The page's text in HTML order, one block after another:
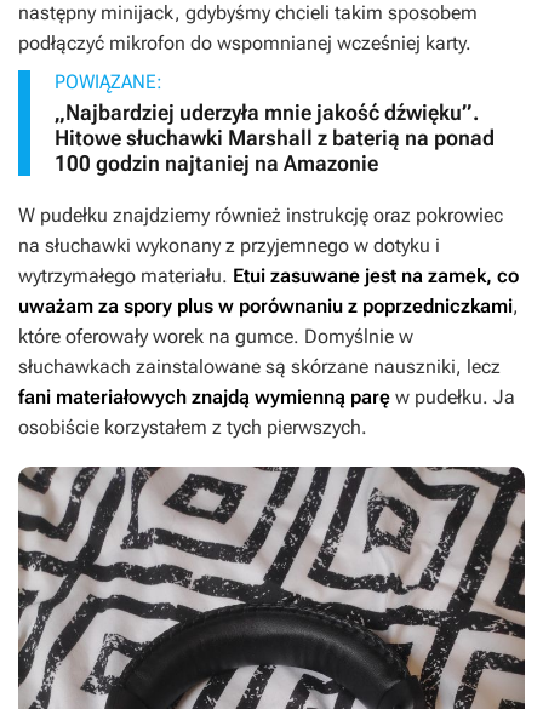
następny minijack, gdybyśmy chcieli takim sposobem
podłączyć mikrofon do wspomnianej wcześniej karty.
POWIĄZANE:
„Najbardziej uderzyła mnie jakość dźwięku”.
Hitowe słuchawki Marshall z baterią na ponad
100 godzin najtaniej na Amazonie
W pudełku znajdziemy również instrukcję oraz pokrowiec
na słuchawki wykonany z przyjemnego w dotyku i
wytrzymałego materiału. Etui zasuwane jest na zamek, co
uważam za spory plus w porównaniu z poprzedniczkami,
które oferowały worek na gumce. Domyślnie w
słuchawkach zainstalowane są skórzane nauszniki, lecz
fani materiałowych znajdą wymienną parę w pudełku. Ja
osobiście korzystałem z tych pierwszych.